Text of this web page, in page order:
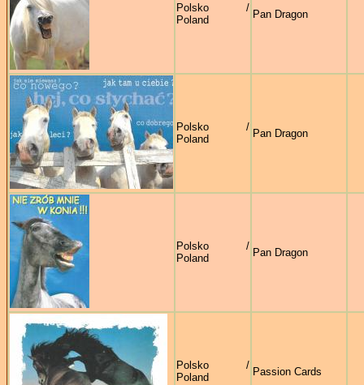
Polsko /
Poland
Pan Dragon
Polsko /
Poland
Pan Dragon
Polsko /
Poland
Pan Dragon
Polsko /
Poland
Passion Cards